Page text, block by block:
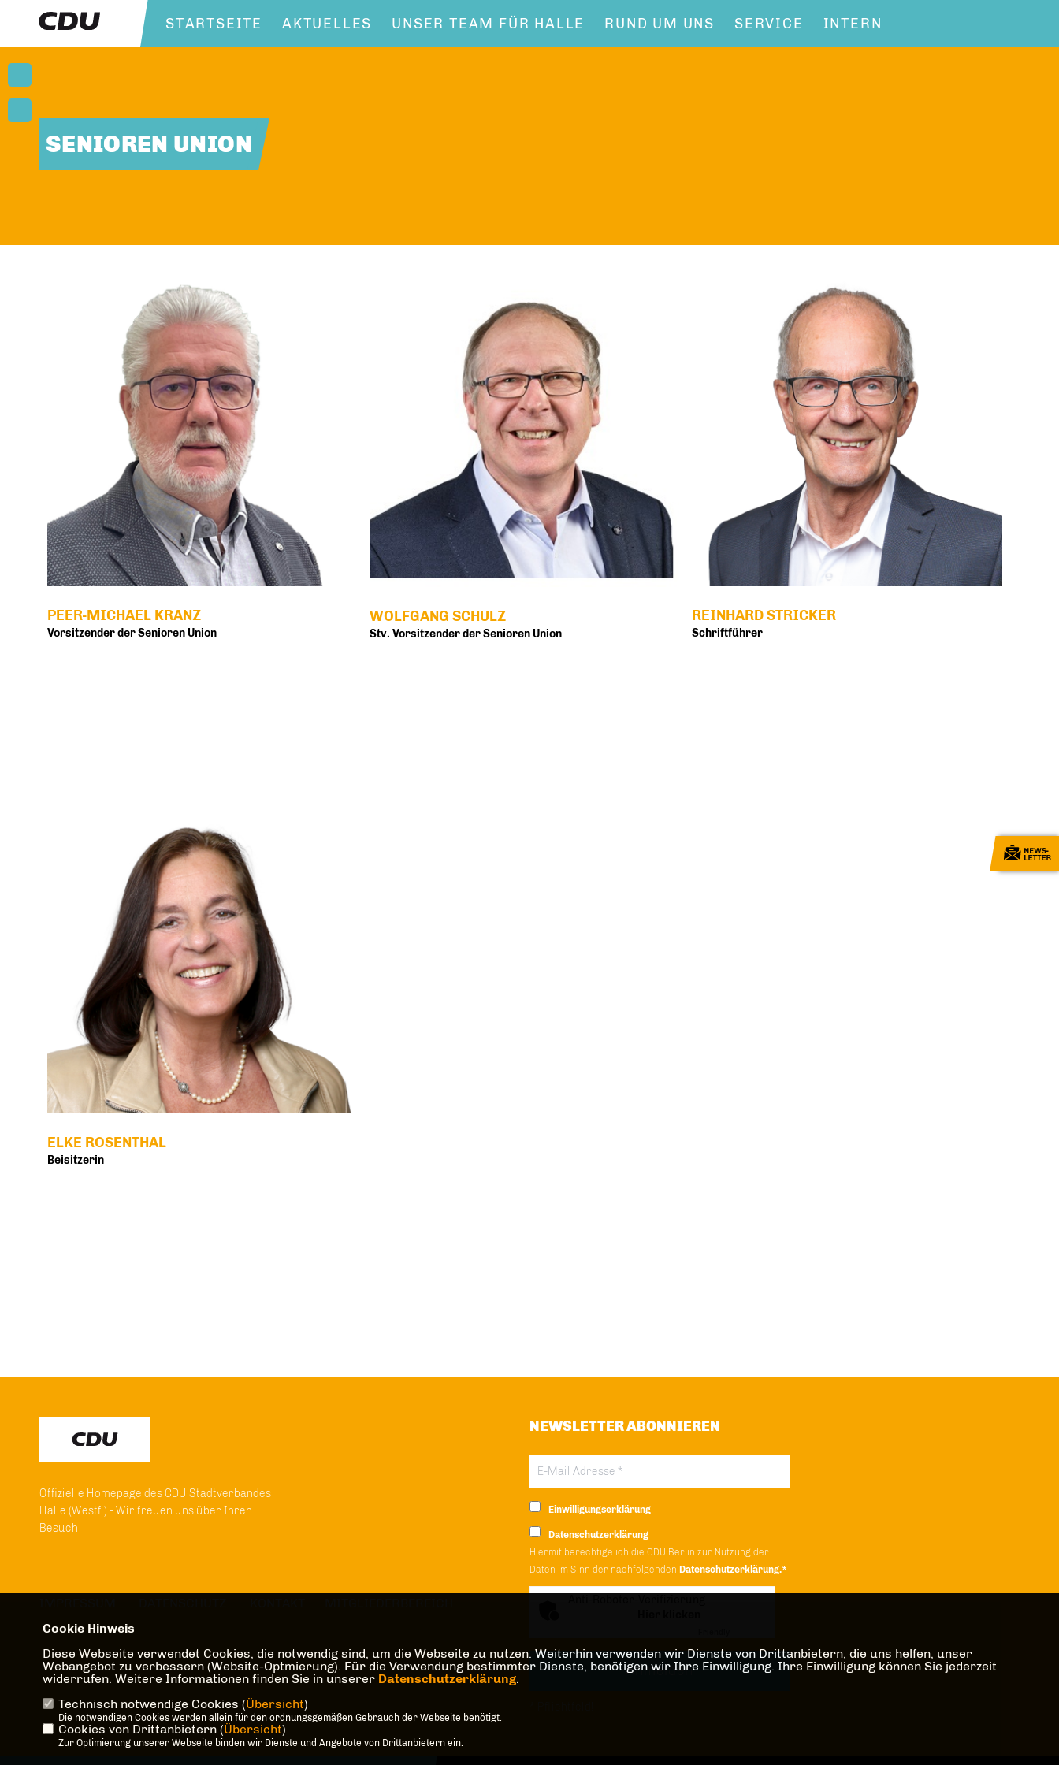
STARTSEITE AKTUELLES UNSER TEAM FÜR HALLE RUND UM UNS SERVICE INTERN
SENIOREN UNION
PEER-MICHAEL KRANZ
Vorsitzender der Senioren Union
WOLFGANG SCHULZ
Stv. Vorsitzender der Senioren Union
REINHARD STRICKER
Schriftführer
ELKE ROSENTHAL
Beisitzerin
Offizielle Homepage des CDU Stadtverbandes
Halle (Westf.) - Wir freuen uns über Ihren
Besuch
NEWSLETTER ABONNIEREN
Einwilligungserklärung
Datenschutzerklärung
Hiermit berechtige ich die CDU Berlin zur Nutzung der
Daten im Sinn der nachfolgenden Datenschutzerklärung.*
Cookie Hinweis
Diese Webseite verwendet Cookies, die notwendig sind, um die Webseite zu nutzen. Weiterhin verwenden wir Dienste von Drittanbietern, die uns helfen, unser
Webangebot zu verbessern (Website-Optmierung). Für die Verwendung bestimmter Dienste, benötigen wir Ihre Einwilligung. Ihre Einwilligung können Sie jederzeit
widerrufen. Weitere Informationen finden Sie in unserer Datenschutzerklärung.
Technisch notwendige Cookies (Übersicht)
Die notwendigen Cookies werden allein für den ordnungsgemäßen Gebrauch der Webseite benötigt.
Cookies von Drittanbietern (Übersicht)
Zur Optimierung unserer Webseite binden wir Dienste und Angebote von Drittanbietern ein.